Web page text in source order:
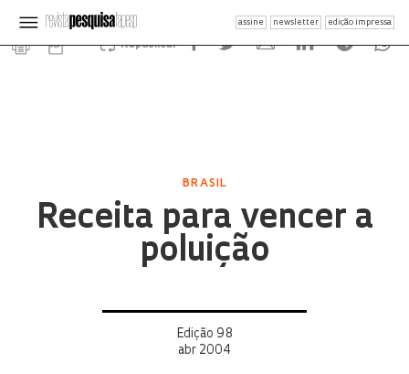
assine newsletter edição impressa
Republicar
BRASIL
Receita para vencer a
poluição
Edição 98
abr 2004